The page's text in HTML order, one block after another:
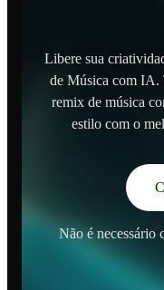
Libere sua
de Música com IA.
remix de música
estilo com o
Não é necessário